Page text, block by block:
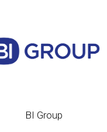
BI Group